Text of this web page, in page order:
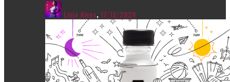
Livia Alves,17/12/2020